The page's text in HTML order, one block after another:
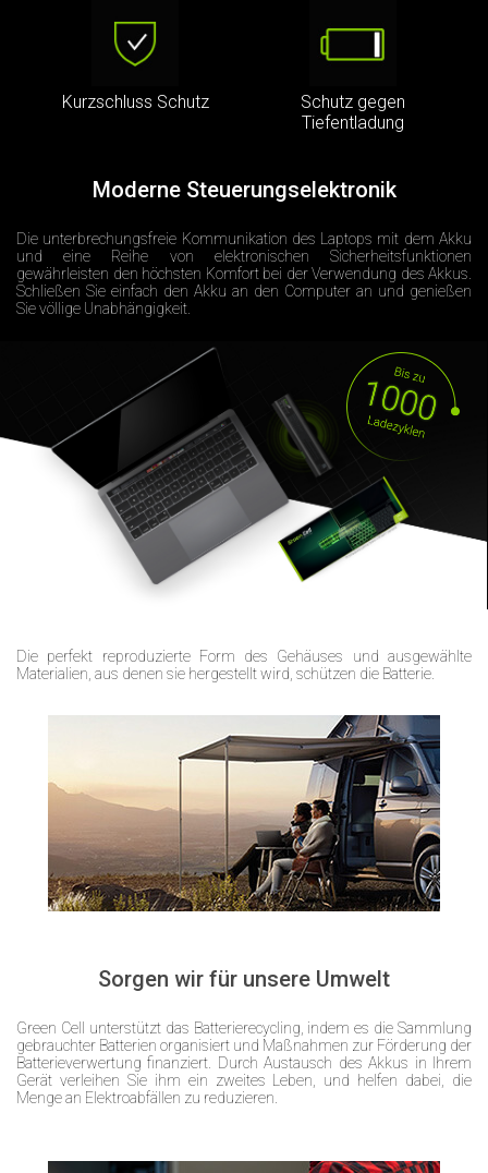
Kurzschluss Schutz
Schutz gegen
Tiefentladung
Moderne Steuerungselektronik
Die unterbrechungsfreie Kommunikation des Laptops mit dem Akku
und eine Reihe von elektronischen Sicherheitsfunktionen
gewährleisten den höchsten Komfort bei der Verwendung des Akkus.
Schließen Sie einfach den Akku an den Computer an und genießen
Sie völlige Unabhängigkeit.
Die perfekt reproduzierte Form des Gehäuses und ausgewählte
Materialien, aus denen sie hergestellt wird, schützen die Batterie.
Sorgen wir für unsere Umwelt
Green Cell unterstützt das Batterierecycling, indem es die Sammlung
gebrauchter Batterien organisiert und Maßnahmen zur Förderung der
Batterieverwertung finanziert. Durch Austausch des Akkus in Ihrem
Gerät verleihen Sie ihm ein zweites Leben, und helfen dabei, die
Menge an Elektroabfällen zu reduzieren.